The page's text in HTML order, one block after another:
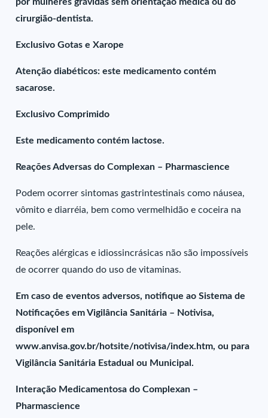
cirurgião-dentista.
Exclusivo Gotas e Xarope
Atenção diabéticos: este medicamento contém
sacarose.
Exclusivo Comprimido
Este medicamento contém lactose.
Reações Adversas do Complexan – Pharmascience
Podem ocorrer sintomas gastrintestinais como náusea,
vômito e diarréia, bem como vermelhidão e coceira na
pele.
Reações alérgicas e idiossincrásicas não são impossíveis
de ocorrer quando do uso de vitaminas.
Em caso de eventos adversos, notifique ao Sistema de
Notificações em Vigilância Sanitária – Notivisa,
disponível em
www.anvisa.gov.br/hotsite/notivisa/index.htm, ou para
Vigilância Sanitária Estadual ou Municipal.
Interação Medicamentosa do Complexan –
Pharmascience